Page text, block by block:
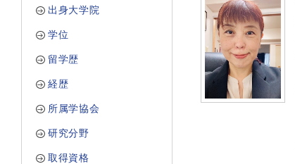
出身大学院
学位
留学歴
経歴
所属学協会
研究分野
取得資格